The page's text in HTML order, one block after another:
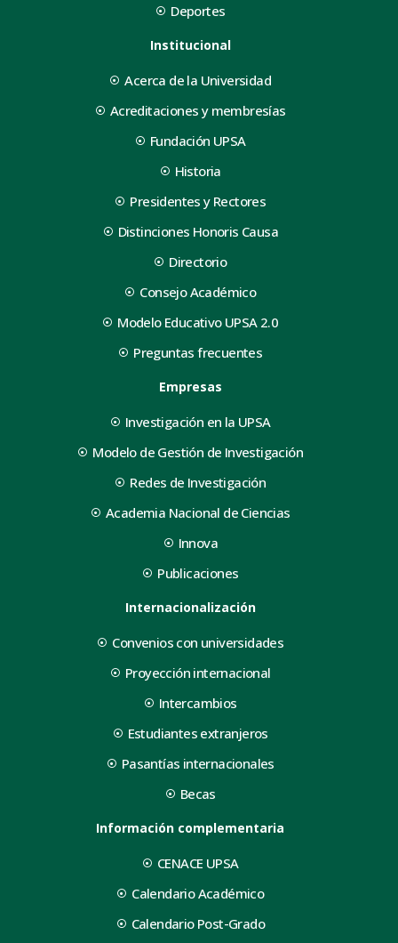
Deportes
Institucional
Acerca de la Universidad
Acreditaciones y membresías
Fundación UPSA
Historia
Presidentes y Rectores
Distinciones Honoris Causa
Directorio
Consejo Académico
Modelo Educativo UPSA 2.0
Preguntas frecuentes
Empresas
Investigación en la UPSA
Modelo de Gestión de Investigación
Redes de Investigación
Academia Nacional de Ciencias
Innova
Publicaciones
Internacionalización
Convenios con universidades
Proyección internacional
Intercambios
Estudiantes extranjeros
Pasantías internacionales
Becas
Información complementaria
CENACE UPSA
Calendario Académico
Calendario Post-Grado